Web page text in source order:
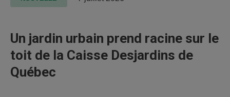
Un jardin urbain prend racine sur le
toit de la Caisse Desjardins de
Québec